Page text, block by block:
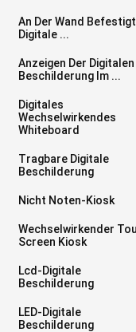
An Der Wand
Digitale ...
Anzeigen Der Digitalen
Beschilderung Im ...
Digitales
Wechselwirkendes
Whiteboard
Tragbare Digitale
Beschilderung
Nicht Noten-Kiosk
Wechselwirkender
Screen Kiosk
Lcd-Digitale
Beschilderung
LED-Digitale
Beschilderung